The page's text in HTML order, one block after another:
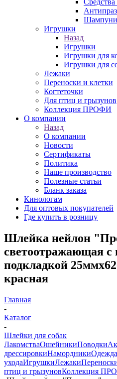
Шампуни
Игрушки
Назад
Игрушки
Игрушки для
Игрушки для
Лежаки
Переноски и клетки
Когтеточки
Для птиц и грызунов
Коллекция ПРОФИ
О компании
Назад
О компании
Новости
Сертификаты
Политика
Наше производство
Полезные статьи
Бланк заказа
Кинологам
Для оптовых покупателей
Где купить в розницу
Шлейка нейлон
светоотражающая с
подкладкой
красная
Главная
-
Каталог
-
Шлейки для собак
ЛакомстваОшейникиПоводки
дрессировкиНамордники
уходаИгрушкиЛежаки
птиц и грызуновКоллекция